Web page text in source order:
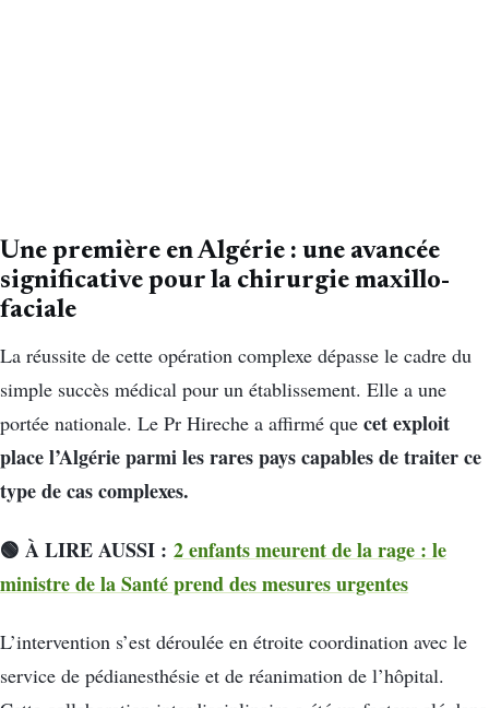
Une première en Algérie : une avancée
significative pour la chirurgie maxillo-
faciale
La réussite de cette opération complexe dépasse le cadre du
simple succès médical pour un établissement. Elle a une
portée nationale. Le Pr Hireche a affirmé que cet exploit
place l’Algérie parmi les rares pays capables de traiter ce
type de cas complexes.
🟢 À LIRE AUSSI : 2 enfants meurent de la rage : le
ministre de la Santé prend des mesures urgentes
L’intervention s’est déroulée en étroite coordination avec le
service de pédianesthésie et de réanimation de l’hôpital.